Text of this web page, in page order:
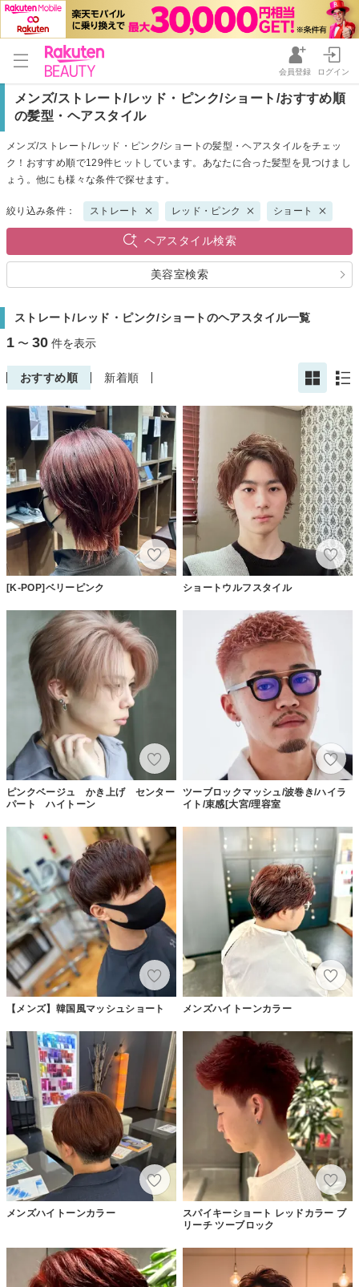
会員登録 ログイン
メンズ/ストレート/レッド・ピンク/ショート/おすすめ順
の髪型・ヘアスタイル
メンズ/ストレート/レッド・ピンク/ショートの髪型・ヘアスタイルをチェッ
ク！おすすめ順で129件ヒットしています。あなたに合った髪型を見つけまし
ょう。他にも様々な条件で探せます。
絞り込み条件： ストレート レッド・ピンク ショート
ヘアスタイル検索
美容室検索
ストレート/レッド・ピンク/ショートのヘアスタイル一覧
1 〜 30 件を表示
おすすめ順 新着順
[K-POP]ベリーピンク ショートウルフスタイル
ピンクベージュ かき上げ センター
パート ハイトーン
ツーブロックマッシュ/波巻き/ハイラ
イト/束感[大宮/理容室
【メンズ】韓国風マッシュショート メンズハイトーンカラー
メンズハイトーンカラー
スパイキーショート レッドカラー ブ
リーチ ツーブロック